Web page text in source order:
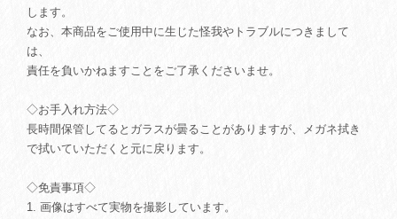
します。
なお、本商品をご使用中に生じた怪我やトラブルにつきまして
は、
責任を負いかねますことをご了承くださいませ。
◇お手入れ方法◇
長時間保管してるとガラスが曇ることがありますが、メガネ拭き
で拭いていただくと元に戻ります。
◇免責事項◇
1. 画像はすべて実物を撮影しています。